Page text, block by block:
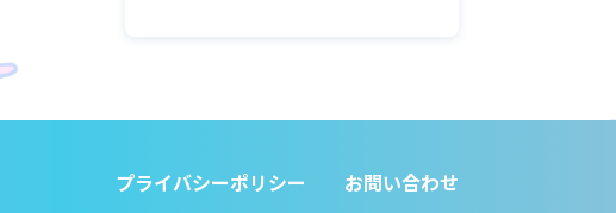
プライバシーポリシー お問い合わせ